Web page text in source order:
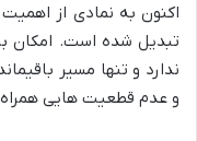
اکنون به نمادی از
تبدیل شده است. امکان
و عدم قطعیت هایی